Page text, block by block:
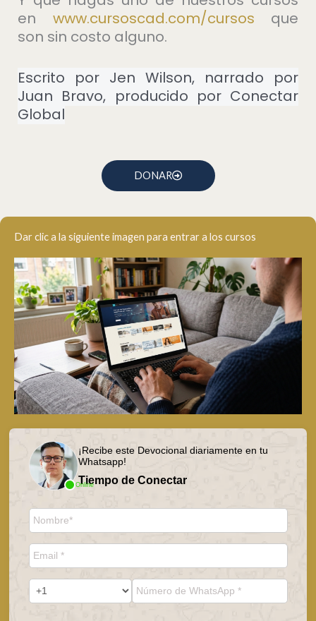
en ⁠www.cursoscad.com/cursos⁠ que
son sin costo alguno.
Escrito por Jen Wilson, narrado por
Juan Bravo, producido por Conectar
Global
DONAR
Dar clic a la siguiente imagen para entrar a los cursos
Online
¡Recibe este Devocional diariamente en tu
Whatsapp!
Tiempo de Conectar